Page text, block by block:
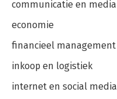
communicatie en media
economie
financieel management
inkoop en logistiek
internet en social media